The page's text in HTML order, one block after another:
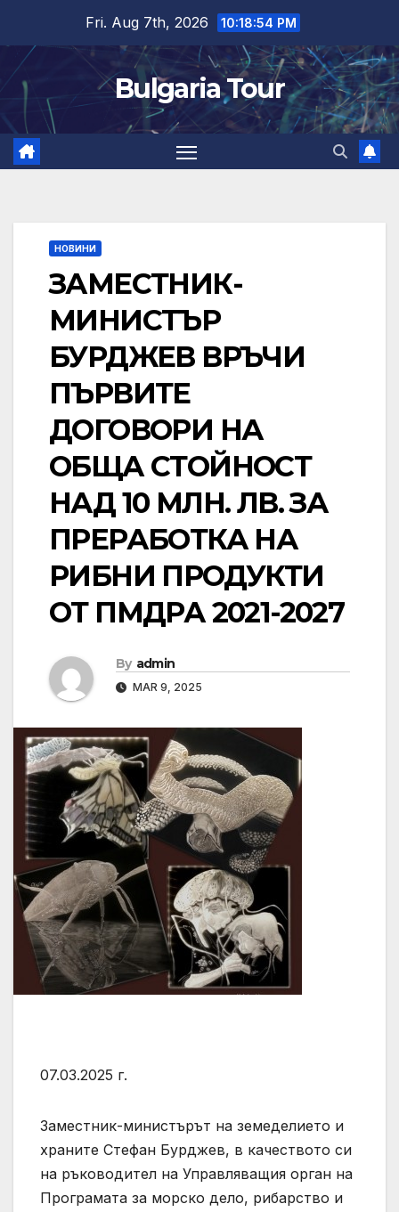
content
Fri. Aug 7th, 2026 10:18:55 PM
Bulgaria Tour
НОВИНИ
ЗАМЕСТНИК-
МИНИСТЪР
БУРДЖЕВ ВРЪЧИ
ПЪРВИТЕ
ДОГОВОРИ НА
ОБЩА СТОЙНОСТ
НАД 10 МЛН. ЛВ. ЗА
ПРЕРАБОТКА НА
РИБНИ ПРОДУКТИ
ОТ ПМДРА 2021-2027
By admin
MAR 9, 2025
07.03.2025 г.
Заместник-министърът на земеделието и
храните Стефан Бурджев, в качеството си
на ръководител на Управляващия орган на
Програмата за морско дело, рибарство и